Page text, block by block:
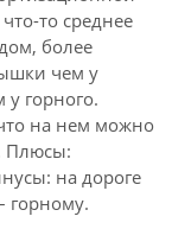
то среднее
более
чем у
горного.
на нем можно
Плюсы:
на дороге
горному.